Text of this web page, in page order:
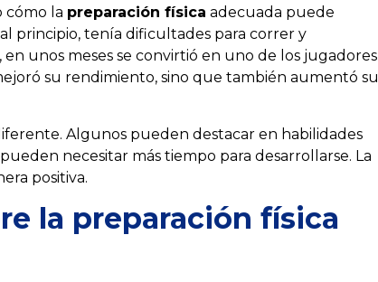
cómo la preparación física adecuada puede
principio, tenía dificultades para correr y
unos meses se convirtió en uno de los jugadores
su rendimiento, sino que también aumentó su
Algunos pueden destacar en habilidades
necesitar más tiempo para desarrollarse. La
positiva.
la preparación física